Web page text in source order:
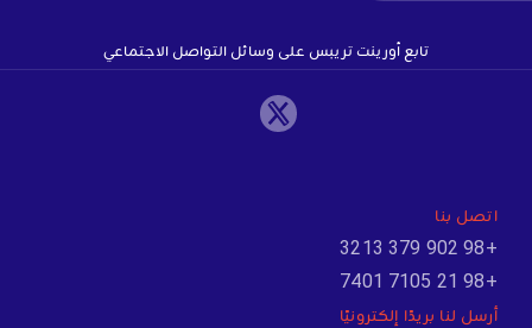
تابع أورينت تريبس على وسائل التواصل الاجتماعي
اتصل بنا
+98 902 379 3213
+98 21 7105 7401
أرسل لنا بريدًا إلكترونيًا